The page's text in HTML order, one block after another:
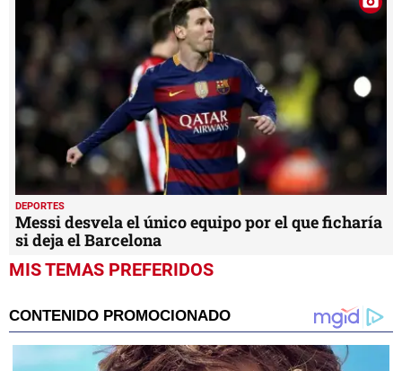
DEPORTES
Messi desvela el único equipo por el que ficharía
si deja el Barcelona
MIS TEMAS PREFERIDOS